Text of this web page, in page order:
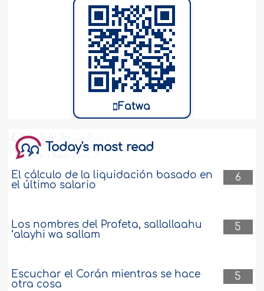
Fatwa
Today's most read
6
El cálculo de la liquidación basado en
el último salario
5
Los nombres del Profeta, sallallaahu
‘alayhi wa sallam
5
Escuchar el Corán mientras se hace
otra cosa